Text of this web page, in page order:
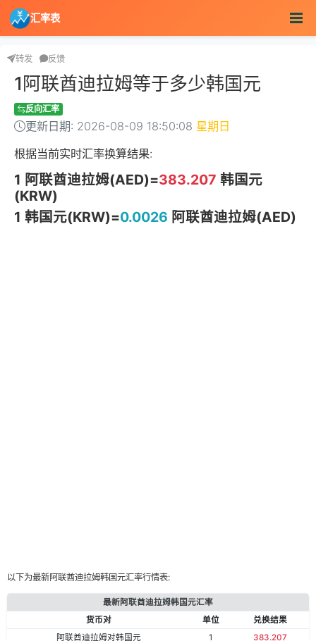
汇率表
转发 反馈
1阿联酋迪拉姆等于多少韩国元
反向汇率
更新日期: 2026-08-09 18:50:08 星期日
根据当前实时汇率换算结果:
1 阿联酋迪拉姆(AED)=383.207 韩国元
(KRW)
1 韩国元(KRW)=0.0026 阿联酋迪拉姆(AED)
以下为最新阿联酋迪拉姆韩国元汇率行情表:
最新阿联酋迪拉姆韩国元汇率
货币对
单位
兑换结果
阿联酋迪拉姆对韩国元
1
383.207